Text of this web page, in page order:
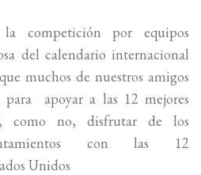
competición por equipos
del calendario internacional
muchos de nuestros amigos
apoyar a las 12 mejores
como no, disfrutar de los
con las 12
Unidos